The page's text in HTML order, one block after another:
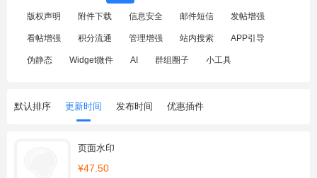
版权声明 附件下载 信息安全 邮件短信 发帖增强
看帖增强 积分流通 管理增强 站内搜索 APP引导
伪静态 Widget微件 AI 群组圈子 小工具
默认排序 更新时间 发布时间 优惠插件
页面水印
¥47.50